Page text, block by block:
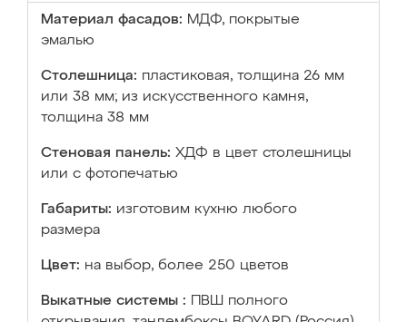
Материал фасадов: МДФ, покрытые
эмалью
Столешница: пластиковая, толщина 26 мм
или 38 мм; из искусственного камня,
толщина 38 мм
Стеновая панель: ХДФ в цвет столешницы
или с фотопечатью
Габариты: изготовим кухню любого
размера
Цвет: на выбор, более 250 цветов
Выкатные системы :
ПВШ полного